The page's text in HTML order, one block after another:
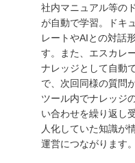
社内マニュアル等の
が自動で学習。ドキ
レートやAIとの対話
す。また、エスカレ
ナレッジとして自動
で、次回同様の質問
ツール内でナレッジ
い合わせを繰り返し
人化していた知識が
運営につながります。